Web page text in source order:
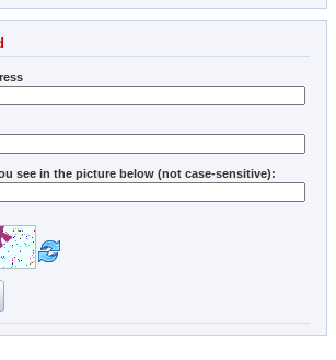
see in the picture below (not case-sensitive):